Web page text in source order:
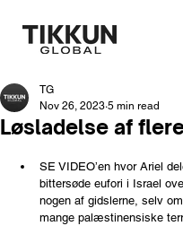
Løsladelse af
TG
Nov 26, 2023 5 min read
SE VIDEO’en hvor Ariel
bittersøde eufori i Israel
nogen af gidslerne, selv
mange palæstinensiske